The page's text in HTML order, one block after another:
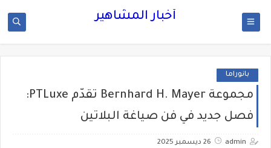
أخبار المشاهير
بانوراما
مجموعة Bernhard H. Mayer تقدّم PTLuxe:
فصل جديد في فن صياغة البلاتين
admin 26 ديسمبر 2025